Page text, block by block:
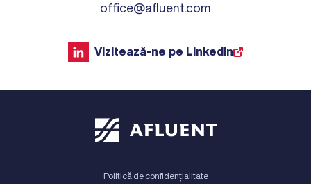
office@afluent.com
Vizitează-ne pe LinkedIn
Politică de confidențialitate